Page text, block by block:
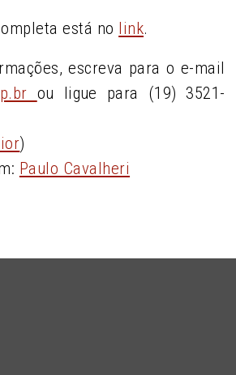
está no link.
escreva para o e-mail
ou ligue para (19) 3521-
)
Paulo Cavalheri